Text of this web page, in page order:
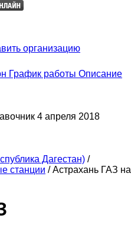
организацию
График работы Описание
4 апреля 2018
Дагестан) /
станции / Астрахань ГАЗ на